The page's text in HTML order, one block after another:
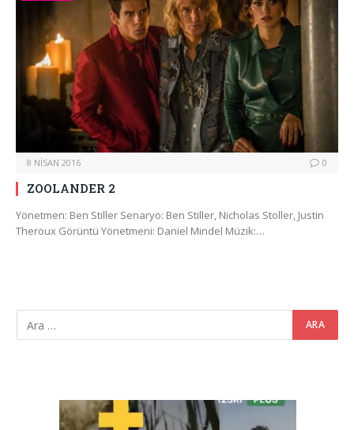
8 NISAN 2016 0
ZOOLANDER 2
Yönetmen: Ben Stiller Senaryo: Ben Stiller, Nicholas Stoller, Justin
Theroux Görüntü Yönetmeni: Daniel Mindel Müzik:…
Video
oynatıcı